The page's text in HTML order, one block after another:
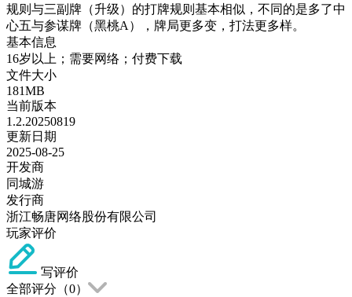
规则与三副牌（升级）的打牌规则基本相似，不同的是多了中
心五与参谋牌（黑桃A），牌局更多变，打法更多样。
基本信息
16岁以上；需要网络；付费下载
文件大小
181MB
当前版本
1.2.20250819
更新日期
2025-08-25
开发商
同城游
发行商
浙江畅唐网络股份有限公司
玩家评价
写评价
全部评分（0）